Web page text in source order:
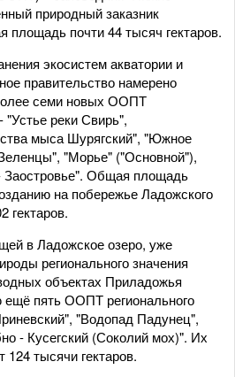
природный заказник
площадь почти 44 тысяч гектаров.
экосистем акватории и
правительство намерено
семи новых ООПТ
"Устье реки Свирь",
мыса Шурягский", "Южное
"Морье" ("Основной"),
Заостровье". Общая площадь
на побережье Ладожского
гектаров.
в Ладожское озеро, уже
регионального значения
объектах Приладожья
ещё пять ООПТ регионального
"Водопад Падунец",
- Кусегский (Соколий мох)". Их
тысячи гектаров.